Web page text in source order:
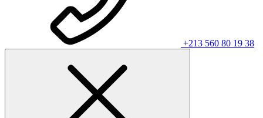
+213 560 80 19 38